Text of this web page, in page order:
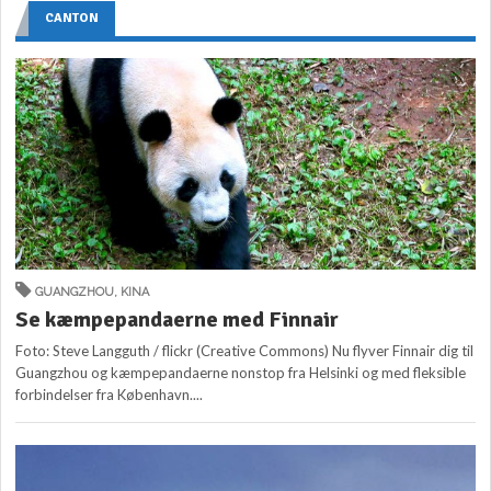
CANTON
GUANGZHOU, KINA
Se kæmpepandaerne med Finnair
Foto: Steve Langguth / flickr (Creative Commons) Nu flyver Finnair dig til
Guangzhou og kæmpepandaerne nonstop fra Helsinki og med fleksible
forbindelser fra København....